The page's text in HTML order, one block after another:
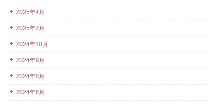
2025年4月
2025年2月
2024年10月
2024年9月
2024年8月
2024年6月